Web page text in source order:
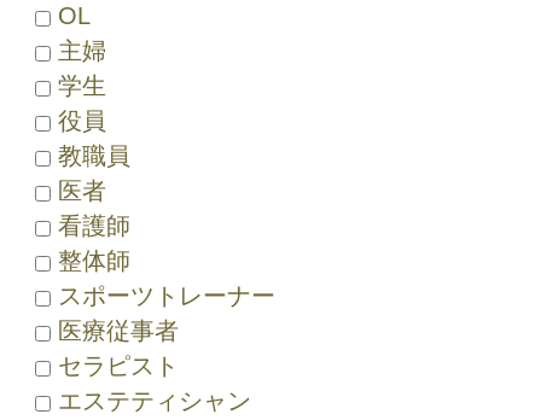
OL
主婦
学生
役員
教職員
医者
看護師
整体師
スポーツトレーナー
医療従事者
セラピスト
エステティシャン